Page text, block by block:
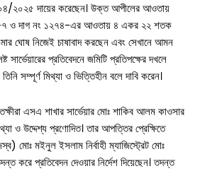
২০২৫ দায়ের করেছেন। উক্ত আপীলের আওতায়
ও দাগ নং ১২৭৪-এর আওতায় ৪ একর ২২ শতক
ঘোষ নিজেই চাষাবাদ করছেন এবং সেখানে আমন
সার্ভেয়ারের প্রতিবেদনে জমিটি প্রতিপক্ষের দখলে
সম্পূর্ণ মিথ্যা ও ভিত্তিহীন বলে দাবি করেন।
এসএ শাখার সার্ভেয়ার মোঃ শাকিব আলম কাওসার
ও উদ্দেশ্য প্রণোদিত। তার আপত্তির প্রেক্ষিতে
মোঃ মইনুল ইসলাম নির্বাহী ম্যাজিস্ট্রেট মোঃ
করে প্রতিবেদন দেওয়ার নির্দেশ দিয়েছেন। তদন্ত